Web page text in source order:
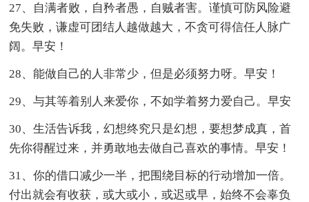
27、自满者败，自矜者愚，自贼者害。谨慎可防风险避
免失败，谦虚可团结人越做越大，不贪可得信任人脉广
阔。早安！
28、能做自己的人非常少，但是必须努力呀。早安！
29、与其等着别人来爱你，不如学着努力爱自己。早安
30、生活告诉我，幻想终究只是幻想，要想梦成真，首
先你得醒过来，并勇敢地去做自己喜欢的事情。早安！
31、你的借口减少一半，把围绕目标的行动增加一倍。
付出就会有收获，或大或小，或迟或早，始终不会辜负